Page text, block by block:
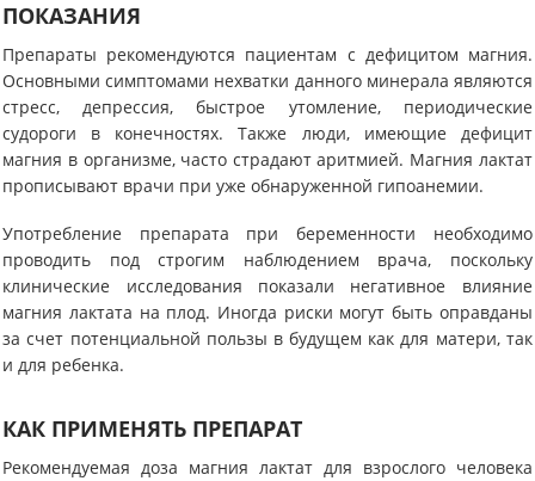
ПОКАЗАНИЯ
Препараты рекомендуются пациентам с дефицитом магния.
Основными симптомами нехватки данного минерала являются
стресс, депрессия, быстрое утомление, периодические
судороги в конечностях. Также люди, имеющие дефицит
магния в организме, часто страдают аритмией. Магния лактат
прописывают врачи при уже обнаруженной гипоанемии.
Употребление препарата при беременности необходимо
проводить под строгим наблюдением врача, поскольку
клинические исследования показали негативное влияние
магния лактата на плод. Иногда риски могут быть оправданы
за счет потенциальной пользы в будущем как для матери, так
и для ребенка.
КАК ПРИМЕНЯТЬ ПРЕПАРАТ
Рекомендуемая доза магния лактат для взрослого человека